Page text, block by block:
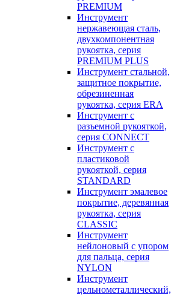
PREMIUM
Инструмент
нержавеющая сталь,
двухкомпонентная
рукоятка, серия
PREMIUM PLUS
Инструмент стальной,
защитное покрытие,
обрезиненная
рукоятка, серия ERA
Инструмент с
разъемной рукояткой,
серия CONNECT
Инструмент с
пластиковой
рукояткой, серия
STANDARD
Инструмент эмалевое
покрытие, деревянная
рукоятка, серия
CLASSIC
Инструмент
нейлоновый с упором
для пальца, серия
NYLON
Инструмент
цельнометаллический,